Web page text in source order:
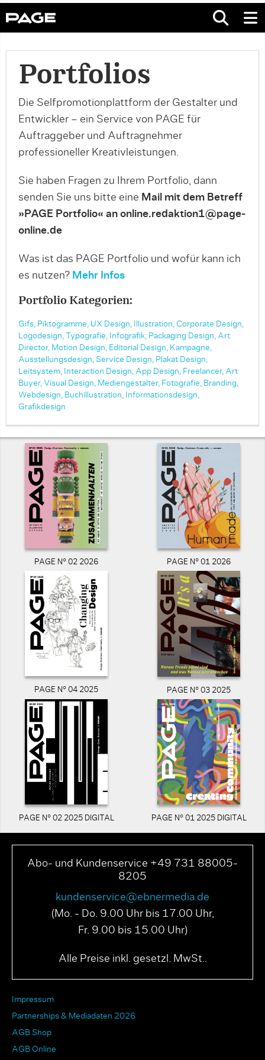
Portfolios
Die Selfpromotionplattform der Gestalter und
Entwickler – ein Service von PAGE für
Auftraggeber und Auftragnehmer
professioneller Kreativleistungen.
Sie haben Fragen zu Ihrem Portfolio, dann
senden Sie uns bitte eine Mail mit dem Betreff
»PAGE Portfolio« an online.redaktion1@page-
online.de
Was ist das PAGE Portfolio und wofür kann ich
es nutzen? Mehr Infos
Portfolio Kategorien:
Gifs, Piktogramme, UX Design, Illustration, Corporate Design,
Logodesign,
Typografie, Infografik, Packaging Design, Art
Director, Motion Design, Editorial Design, Kampagne,
Ausstellungsdesign, Service Design, Plakat Design,
Leitsystem, Interaction Design, App Design, Freelancer, Art
Buyer, Visual Design, Mediengestalter, Fotografie, Branding,
Webdesign, Buchillustration, Informationsdesign,
Grafikdesign
PAGE N° 02 2026 PAGE N° 01 2026
PAGE N° 04 2025 PAGE N° 03 2025
PAGE N° 02 2025 DIGITAL PAGE N° 01 2025 DIGITAL
Abo- und Kundenservice +49 731 88005-
8205
kundenservice@ebnermedia.de
(Mo. - Do. 9.00 Uhr bis 17.00 Uhr,
Fr. 9.00 bis 15.00 Uhr)
Alle Preise inkl. gesetzl. MwSt..
Impressum
Partnerships & Mediadaten 2026
AGB Shop
AGB Online